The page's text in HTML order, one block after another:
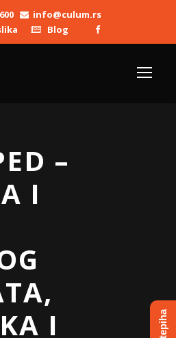
info@culum.rs
Blog
–
I
I